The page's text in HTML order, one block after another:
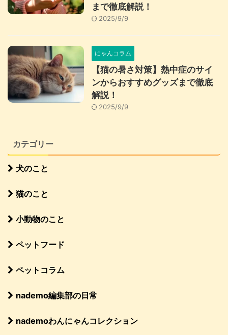
まで徹底解説！
2025/9/9
にゃんコラム
【猫の暑さ対策】熱中症のサイ
ンからおすすめグッズまで徹底
解説！
2025/9/9
カテゴリー
犬のこと
猫のこと
小動物のこと
ペットフード
ペットコラム
nademo編集部の日常
nademoわんにゃんコレクション